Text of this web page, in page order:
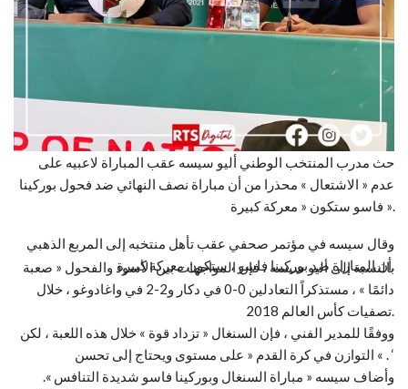
حث مدرب المنتخب الوطني أليو سيسه عقب المباراة لاعبيه على
عدم « الاشتعال » محذرا من أن مباراة نصف النهائي ضد فحول بوركينا
فاسو ستكون « معركة كبيرة ».
وقال سيسه في مؤتمر صحفي عقب تأهل منتخبه إلى المربع الذهبي
أن المباراة ضد بوركينا فاسو ، ستكون معركة كبيرة.بالنسبة إلى أليو سيسه ، فإن المواجهات بين الأسود والفحول « صعبة
دائمًا » ، مستذكراً التعادلين 0-0 في دكار و2-2 في واغادوغو ، خلال
تصفيات كأس العالم 2018.
ووفقًا للمدير الفني ، فإن السنغال « تزداد قوة » خلال هذه اللعبة ، لكن
التوازن في كرة القدم « على مستوى ويحتاج إلى تحسن « . ‘
وأضاف سيسه « مباراة السنغال وبوركينا فاسو شديدة التنافس ».